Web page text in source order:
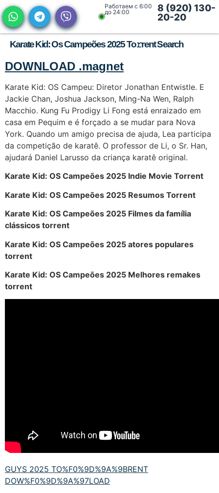
Работаем с 6:00
до 24:00
8 (920) 130-
20-20
Karate Kid: Os Campeões 2025 To𝚛rent Search
DOWNLOAD .magnet
Karate Kid: OS Campeu: Diretor Jonathan Entwistle. E
Jackie Chan, Joshua Jackson, Ming-Na Wen, Ralph
Macchio. Kung Fu Prodigy Li Fong está enraizado em
casa em Pequim e é forçado a se mudar para Nova
York. Quando um amigo precisa de ajuda, Lea participa
da competição de karatê. O professor de Li, o Sr. Han,
ajudará Daniel Larusso da criança karatê original.
Karate Kid: OS Campeões 2025 Indie Movie Torrent
Karate Kid: OS Campeões 2025 Resumos Torrent
Karate Kid: OS Campeões 2025 Filmes da família
clássicos torrent
Karate Kid: OS Campeões 2025 atores populares
torrent
Karate Kid: OS Campeões 2025 Melhores remakes
torrent
GUYS 2025 TO%F0%9D%9A%9BRENT
DOW%F0%9D%9A%97LOAD